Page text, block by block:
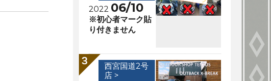
2022 06/10
※初心者マーク貼
り付きません
西宮国道2号
店 >